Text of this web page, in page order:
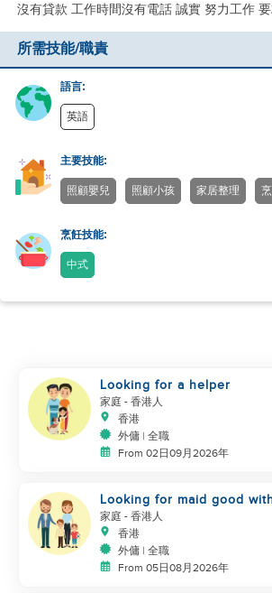
沒有貸款 工作時間沒有電話 誠實 努力工作
所需技能/職責
語言:
英語
主要技能:
照顧嬰兒 照顧小孩 家居整理
烹飪技能:
中式
Looking for a helper
家庭 - 香港人
香港
外傭 | 全職
From 02日09月2026年
Looking for maid good
children
家庭 - 香港人
香港
外傭 | 全職
From 05日08月2026年